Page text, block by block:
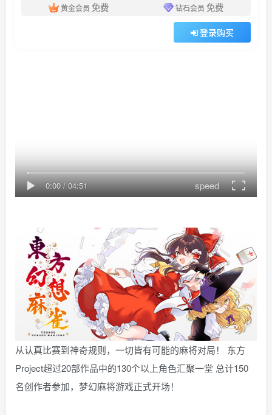
黄金会员 免费 钻石会员 免费
登录购买
0:00/04:51 speed
从认真比赛到神奇规则，一切皆有可能的麻将对局！ 东方
Project超过20部作品中的130个以上角色汇聚一堂 总计150
名创作者参加，梦幻麻将游戏正式开场！